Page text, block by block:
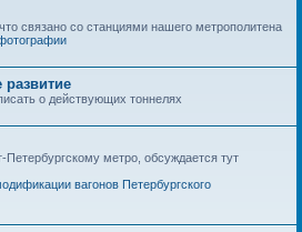
связано со станциями нашего метрополитена
развитие
о действующих тоннелях
Петербургскому метро, обсуждается тут
вагонов Петербургского